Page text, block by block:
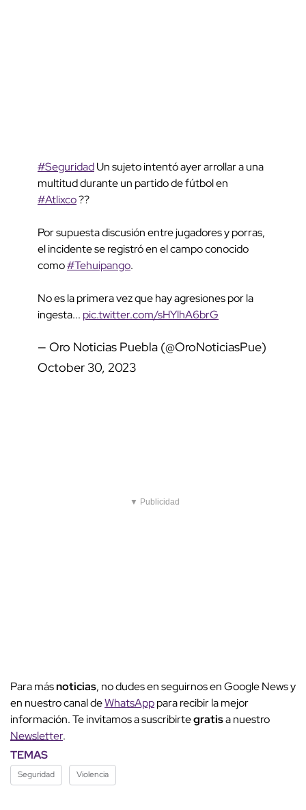
#SeguridadUn sujeto intentó ayer arrollar a una
multitud durante un partido de fútbol en
#Atlixco??
Por supuesta discusión entre jugadores y porras,
el incidente se registró en el campo conocido
como#Tehuipango.
No es la primera vez que hay agresiones por la
ingesta... pic.twitter.com/sHYlhA6brG
— Oro Noticias Puebla (@OroNoticiasPue)
October 30, 2023
▼ Publicidad
Para másnoticias, no dudes en seguirnos en Google News y
en nuestro canal deWhatsApppara recibir la mejor
información. Te invitamos a suscribirtegratisa nuestro
Newsletter.
TEMAS
Seguridad Violencia